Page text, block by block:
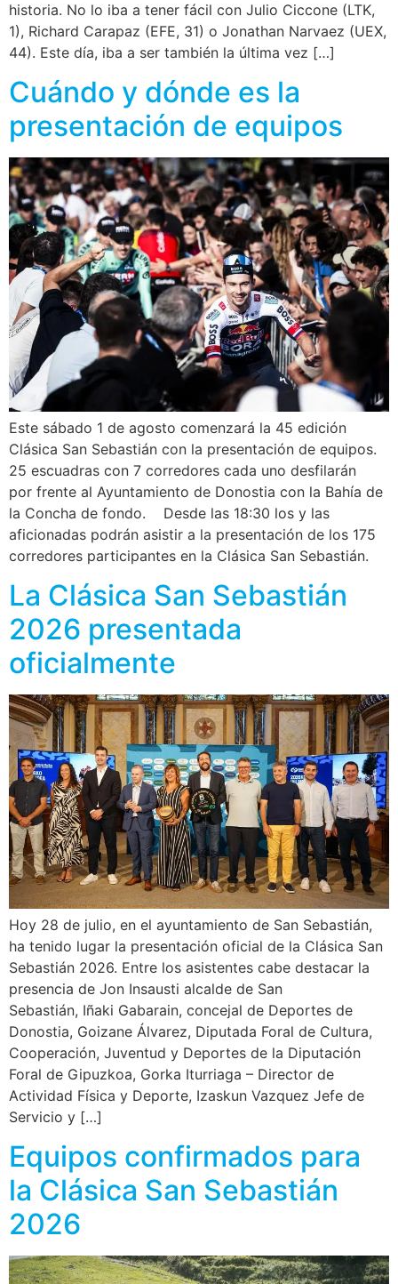
historia. No lo iba a tener fácil con Julio Ciccone (LTK,
1), Richard Carapaz (EFE, 31) o Jonathan Narvaez (UEX,
44). Este día, iba a ser también la última vez […]
Cuándo y dónde es la
presentación de equipos
Este sábado 1 de agosto comenzará la 45 edición
Clásica San Sebastián con la presentación de equipos.
25 escuadras con 7 corredores cada uno desfilarán
por frente al Ayuntamiento de Donostia con la Bahía de
la Concha de fondo. Desde las 18:30 los y las
aficionadas podrán asistir a la presentación de los 175
corredores participantes en la Clásica San Sebastián.
La Clásica San Sebastián
2026 presentada
oficialmente
Hoy 28 de julio, en el ayuntamiento de San Sebastián,
ha tenido lugar la presentación oficial de la Clásica San
Sebastián 2026. Entre los asistentes cabe destacar la
presencia de Jon Insausti alcalde de San
Sebastián, Iñaki Gabarain, concejal de Deportes de
Donostia, Goizane Álvarez, Diputada Foral de Cultura,
Cooperación, Juventud y Deportes de la Diputación
Foral de Gipuzkoa, Gorka Iturriaga – Director de
Actividad Física y Deporte, Izaskun Vazquez Jefe de
Servicio y […]
Equipos confirmados para
la Clásica San Sebastián
2026